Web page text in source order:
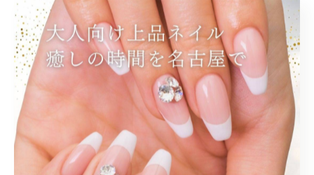
ワンホンネイル雑誌で選ぶ大人の上品デザイン
ワンホンネイル雑誌では、大人の女性にぴったりな上品
デザインの特集が豊富に組まれています。ベースはベー
ジュやくすみピンクなど落ち着いたカラーを使用し、パ
ールやストーンを控えめに配置することで派手すぎず、
オフィスやフォーマルな場にもマッチするネイルが多数
紹介されています。